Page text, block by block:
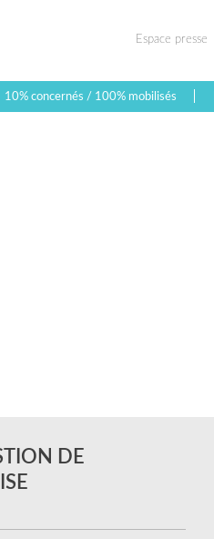
Espace presse
10% concernés / 100% mobilisés
DE